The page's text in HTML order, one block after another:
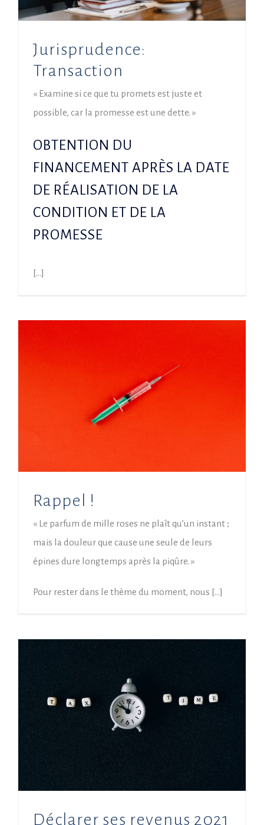
Jurisprudence:
Transaction
« Examine si ce que tu promets est juste et
possible, car la promesse est une dette. »
OBTENTION DU
FINANCEMENT APRÈS LA DATE
DE RÉALISATION DE LA
CONDITION ET DE LA
PROMESSE
[…]
Rappel !
« Le parfum de mille roses ne plaît qu’un instant ;
mais la douleur que cause une seule de leurs
épines dure longtemps après la piqûre. »
Pour rester dans le thème du moment, nous […]
Déclarer ses revenus 2021